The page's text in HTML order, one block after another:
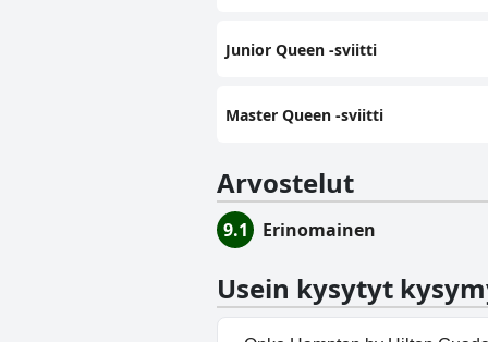
Junior Queen ‑sviitti
Master Queen -sviitti
Arvostelut
9.1 Erinomainen
Usein kysytyt